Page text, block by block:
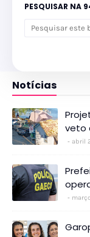
PESQUISAR NA
Notícias
veto
abril